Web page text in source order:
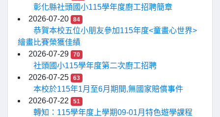
彰化縣社頭國小115學年度廚工招聘簡章
2026-07-20
84
恭賀本校五位小朋友參加115年度<童畫心世界>
繪畫比賽榮獲佳績
2026-07-29
70
社頭國小115學年度第二次廚工招聘
2026-07-25
63
本校於115年1月至6月期間,無國家賠償事件
2026-07-22
51
轉知：115學年度上學期09-01月特色遊學課程